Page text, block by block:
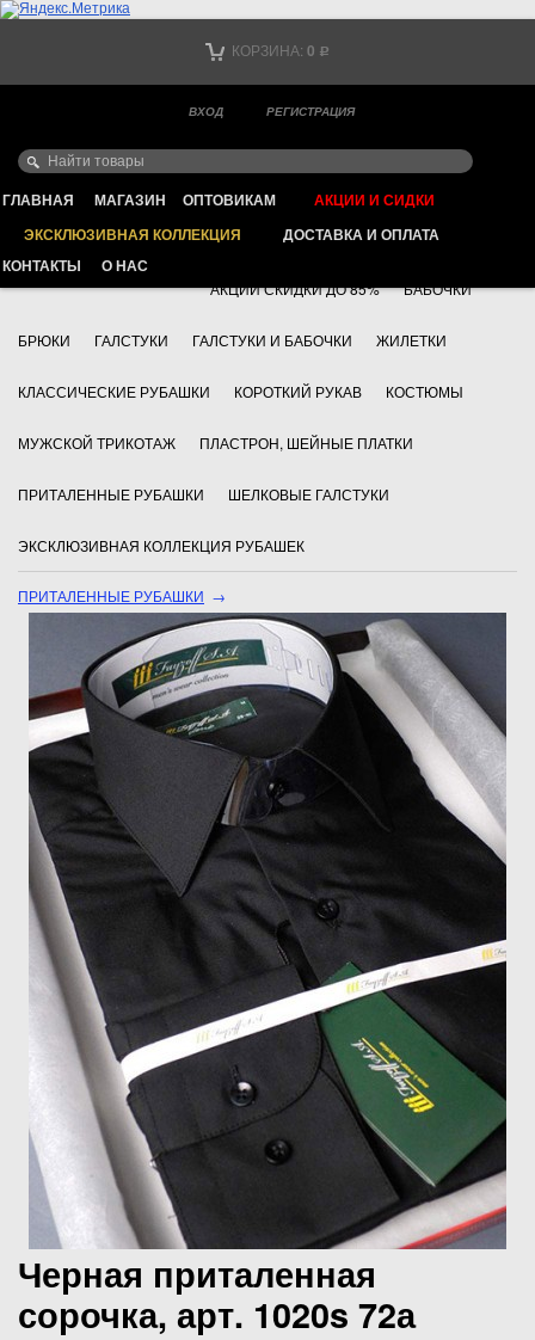
КОРЗИНА: 0 Р
ВХОД РЕГИСТРАЦИЯ
ГЛАВНАЯ МАГАЗИН ОПТОВИКАМ
АКЦИИ И СИДКИ
ЭКСКЛЮЗИВНАЯ КОЛЛЕКЦИЯ
ДОСТАВКА И ОПЛАТА
КОНТАКТЫ
О НАС
Ваш город -
ИНТЕРНЕТ МАГАЗИН КЛАССИЧЕСКОЙ МУЖСКОЙ ОДЕЖДЫ
+7 495 783 69 17 АКСЕССУАРЫ
АКЦИИ СКИДКИ ДО 85% БАБОЧКИ
БРЮКИ ГАЛСТУКИ ГАЛСТУКИ И БАБОЧКИ ЖИЛЕТКИ
КЛАССИЧЕСКИЕ РУБАШКИ КОРОТКИЙ РУКАВ КОСТЮМЫ
МУЖСКОЙ ТРИКОТАЖ ПЛАСТРОН, ШЕЙНЫЕ ПЛАТКИ
ПРИТАЛЕННЫЕ РУБАШКИ ШЕЛКОВЫЕ ГАЛСТУКИ
ЭКСКЛЮЗИВНАЯ КОЛЛЕКЦИЯ РУБАШЕК
ПРИТАЛЕННЫЕ РУБАШКИ →
Черная приталенная
сорочка, арт. 1020s 72а